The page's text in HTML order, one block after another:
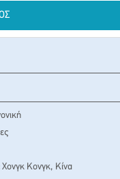
Χονγκ Κονγκ, Κίνα